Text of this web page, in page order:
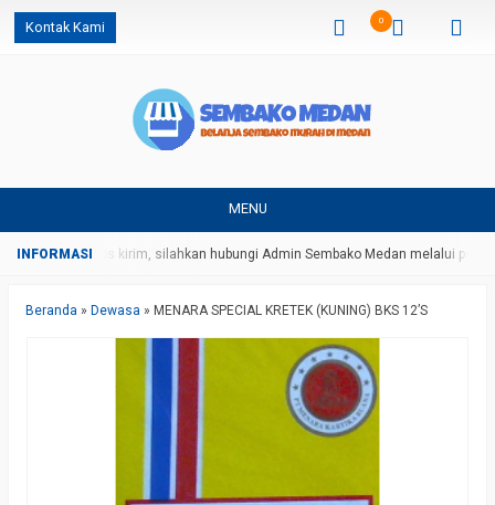
Kontak Kami 0
MENU
dan ongkos kirim, silahkan hubungi Admin Sembako Medan melalui pesan
Beranda » Dewasa » MENARA SPECIAL KRETEK (KUNING) BKS 12’S